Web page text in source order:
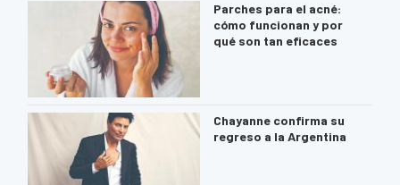
Parches para el acné:
cómo funcionan y por
qué son tan eficaces
Chayanne confirma su
regreso a la Argentina